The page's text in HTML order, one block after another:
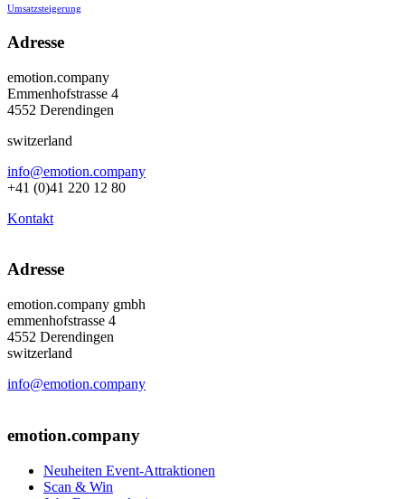
Umsatzsteigerung
Adresse
emotion.company
Emmenhofstrasse 4
4552 Derendingen
switzerland
info@emotion.company
+41 (0)41 220 12 80
Kontakt
Adresse
emotion.company gmbh
emmenhofstrasse 4
4552 Derendingen
switzerland
info@emotion.company
emotion.company
Neuheiten Event-Attraktionen
Scan & Win